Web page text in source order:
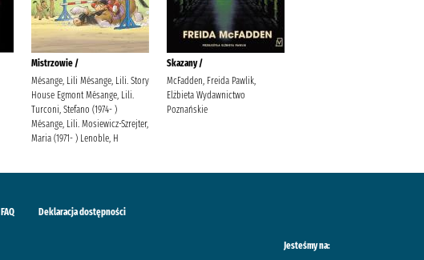
Mistrzowie /
Mésange, Lili Mésange, Lili. Story
House Egmont Mésange, Lili.
Turconi, Stefano (1974- )
Mésange, Lili. Mosiewicz-Szrejter,
Maria (1971- ) Lenoble, H
Skazany /
McFadden, Freida Pawlik,
Elżbieta Wydawnictwo
Poznańskie
FAQ Deklaracja dostępności
Jesteśmy na: